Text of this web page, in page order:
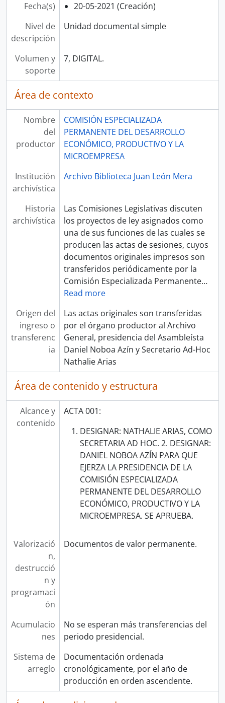
Fecha(s)
20-05-2021 (Creación)
Nivel de
descripción
Unidad documental simple
Volumen y
soporte
7, DIGITAL.
Área de contexto
Nombre
del
productor
COMISIÓN ESPECIALIZADA
PERMANENTE DEL DESARROLLO
ECONÓMICO, PRODUCTIVO Y LA
MICROEMPRESA
Institución
archivística
Archivo Biblioteca Juan León Mera
Historia
archivística
Las Comisiones Legislativas discuten
los proyectos de ley asignados como
una de sus funciones de las cuales se
producen las actas de sesiones, cuyos
documentos originales impresos son
transferidos periódicamente por la
Comisión Especializada Permanente…
Read more
Origen del
ingreso o
transferenc
ia
Las actas originales son transferidas
por el órgano productor al Archivo
General, presidencia del Asambleísta
Daniel Noboa Azín y Secretario Ad-Hoc
Nathalie Arias
Área de contenido y estructura
Alcance y
contenido
ACTA 001:
DESIGNAR: NATHALIE ARIAS, COMO
SECRETARIA AD HOC. 2. DESIGNAR:
DANIEL NOBOA AZÍN PARA QUE
EJERZA LA PRESIDENCIA DE LA
COMISIÓN ESPECIALIZADA
PERMANENTE DEL DESARROLLO
ECONÓMICO, PRODUCTIVO Y LA
MICROEMPRESA. SE APRUEBA.
Valorizació
n,
destrucció
n y
programaci
ón
Documentos de valor permanente.
Acumulacio
nes
No se esperan más transferencias del
periodo presidencial.
Sistema de
arreglo
Documentación ordenada
cronológicamente, por el año de
producción en orden ascendente.